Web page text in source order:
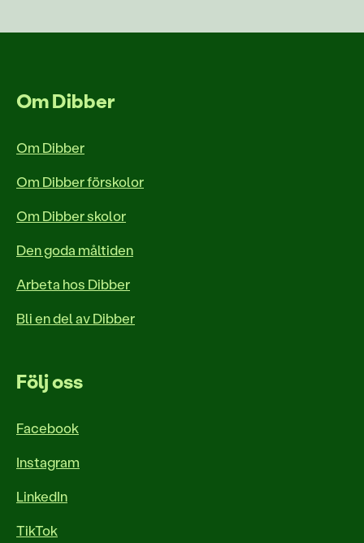
Om Dibber
Om Dibber
Om Dibber förskolor
Om Dibber skolor
Den goda måltiden
Arbeta hos Dibber
Bli en del av Dibber
Följ oss
Facebook
Instagram
LinkedIn
TikTok